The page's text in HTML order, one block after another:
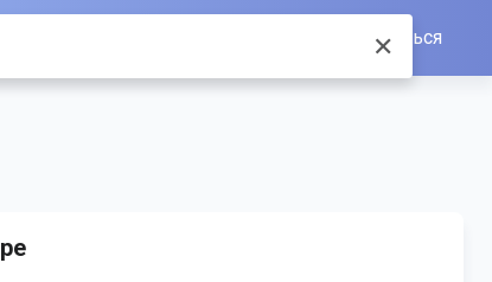
Войти/Зарегистрироваться
✕